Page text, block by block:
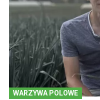
WARZYWA POLOWE